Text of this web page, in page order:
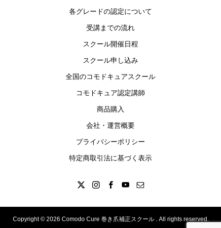
各グレードの認定について
受講までの流れ
スクール開催日程
スクール申し込み
全国のコモドキュアスクール
コモドキュア認定講師
商品購入
会社・運営概要
プライバシーポリシー
特定商取引法に基づく表示
Copyright © 2026 Comodo Cure 巻き爪補正スクール . All rights reserved.